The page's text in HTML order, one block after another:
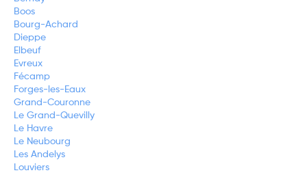
Boos
Bourg-Achard
Dieppe
Elbeuf
Evreux
Fécamp
Forges-les-Eaux
Grand-Couronne
Le Grand-Quevilly
Le Havre
Le Neubourg
Les Andelys
Louviers